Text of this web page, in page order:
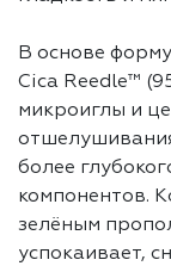
В основе
Cica Reedle™
микроиглы и
более
компонентов.
зелёным
успокаивает,